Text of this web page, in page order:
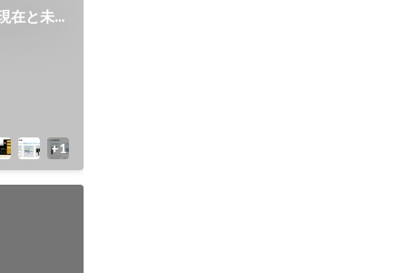
在と未